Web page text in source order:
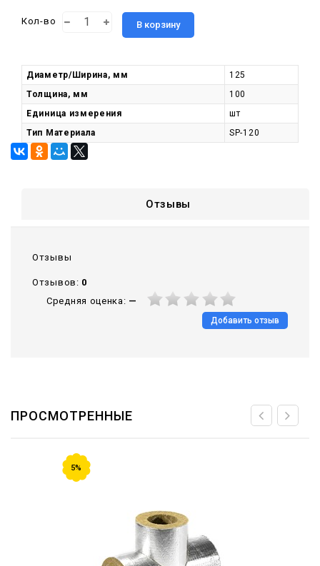
Кол-во В корзину
Диаметр/Ширина, мм
125
Толщина, мм
100
Единица измерения
шт
Тип Материала
SP-120
Отзывы
Отзывы
Отзывов: 0
Средняя оценка: —
Добавить отзыв
ПРОСМОТРЕННЫЕ
5%